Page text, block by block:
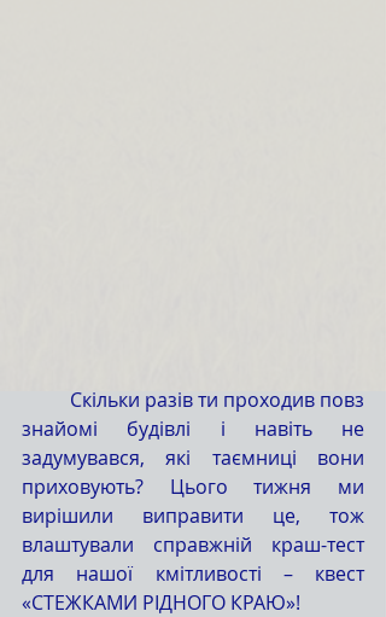
знайомі будівлі і навіть не
задумувався, які таємниці вони
приховують? Цього тижня ми
вирішили виправити це, тож
влаштували справжній краш-тест
для нашої кмітливості – квест
«СТЕЖКАМИ РІДНОГО КРАЮ»!